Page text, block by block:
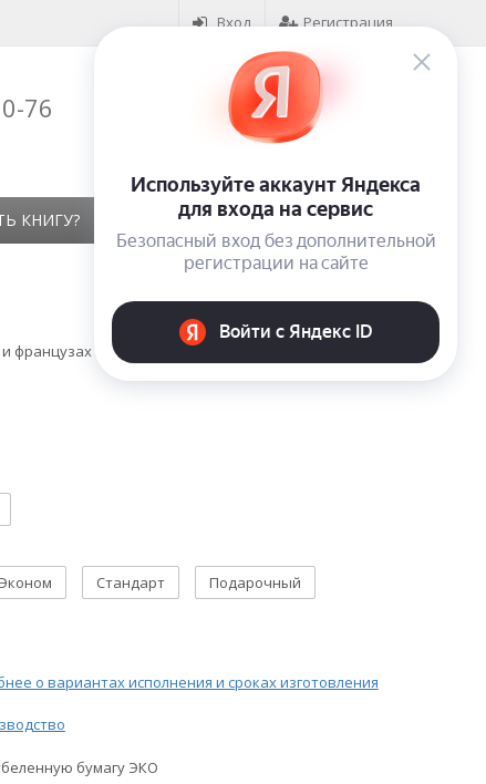
Вход Регистрация
76 Корзина ( 0)
на сумму0₽
КНИГУ? КОНТАКТЫ ОТЗЫВЫ
французах с картой
Эконом Стандарт Подарочный
о вариантах исполнения и сроках изготовления
бумагу ЭКО